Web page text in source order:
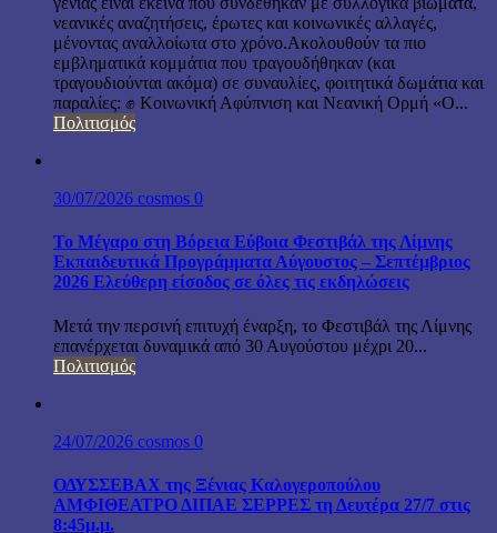
νεανικές αναζητήσεις, έρωτες και κοινωνικές αλλαγές,
μένοντας αναλλοίωτα στο χρόνο.Ακολουθούν τα πιο
εμβληματικά κομμάτια που τραγουδήθηκαν (και
τραγουδιούνται ακόμα) σε συναυλίες, φοιτητικά δωμάτια και
παραλίες: ✊ Κοινωνική Αφύπνιση και Νεανική Ορμή «Ο...
Πολιτισμός
30/07/2026 cosmos 0
Το Μέγαρο στη Βόρεια Εύβοια Φεστιβάλ της Λίμνης
Εκπαιδευτικά Προγράμματα Αύγουστος – Σεπτέμβριος
2026 Ελεύθερη είσοδος σε όλες τις εκδηλώσεις
Μετά την περσινή επιτυχή έναρξη, το Φεστιβάλ της Λίμνης
επανέρχεται δυναμικά από 30 Αυγούστου μέχρι 20...
Πολιτισμός
24/07/2026 cosmos 0
ΟΔΥΣΣΕΒΑΧ της Ξένιας Καλογεροπούλου
ΑΜΦΙΘΕΑΤΡΟ ΔΙΠΑΕ ΣΕΡΡΕΣ τη Δευτέρα 27/7 στις
8:45μ.μ.